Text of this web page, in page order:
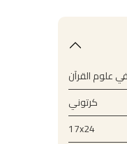
علوم القرآن
كرتوني
17x24